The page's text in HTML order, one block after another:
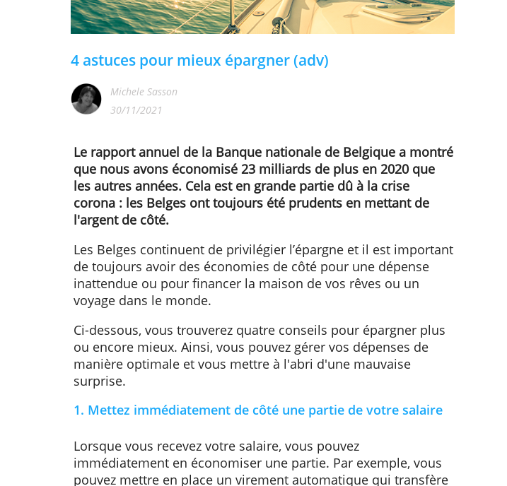
4 astuces pour mieux épargner (adv)
Michele Sasson
30/11/2021
Le rapport annuel de la Banque nationale de Belgique a montré
les autres années. Cela est en grande partie dû à la crise
corona : les Belges ont toujours été prudents en mettant de
l'argent de côté.
Les Belges continuent de privilégier l’épargne et il est important
de toujours avoir des économies de côté pour une dépense
inattendue ou pour financer la maison de vos rêves ou un
voyage dans le monde.
Ci-dessous, vous trouverez quatre conseils pour épargner plus
ou encore mieux. Ainsi, vous pouvez gérer vos dépenses de
manière optimale et vous mettre à l'abri d'une mauvaise
surprise.